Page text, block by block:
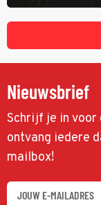
Cruise) heeft hem
wel heel lugubere
Nieuwsbrief
Schrijf je in voor
ontvang iedere
mailbox!